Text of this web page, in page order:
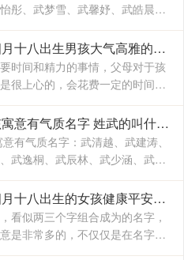
彤、武梦雪、武馨妤、武皓晨、
武宸羽、武思敏、武梓榆、武思
雨、武
2023年农历四月十八出生男孩大气高雅的名字 2023年男孩姓名大全
时间和精力的事情，父母对于孩
很上心的，会花费一定的时间和
出意外的话，一个名字会伴随孩
贯穿孩子的一生
2023武姓男孩寓意有气质名字 姓武的叫什么名字
有气质名字：武清越、武建涛、
武逸桐、武辰林、武少涵、武月
平、武云志、武红伟、武梓栎、
2023年农历四月十八出生的女孩健康平安的名字 兔年出生适合女孩子的名字
看似两三个字组合成为的名字，
是非常多的，不仅仅是在名字的
，对于名字的内在含义方面也有